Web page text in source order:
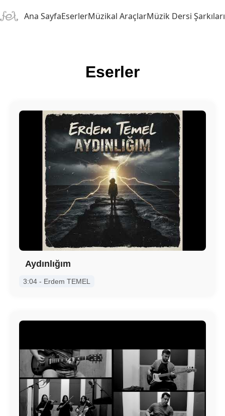
Ana SayfaEserlerMüzikal AraçlarMüzik Dersi Şarkıları
Eserler
Aydınlığım
3:04 - Erdem TEMEL